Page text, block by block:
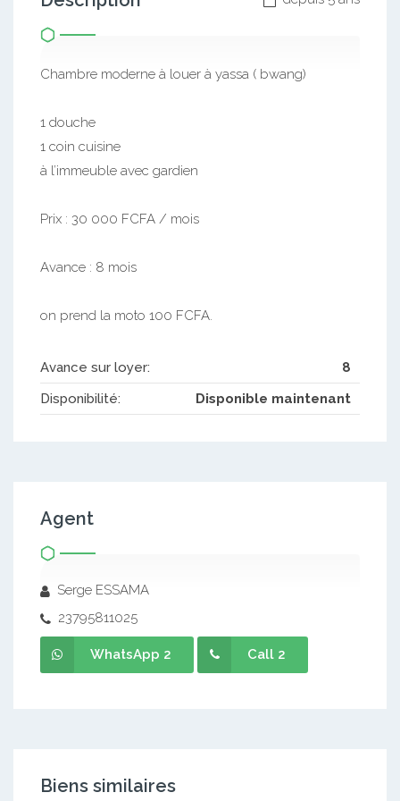
Chambre moderne à louer à yassa ( bwang)
1 douche
1 coin cuisine
à l’immeuble avec gardien
Prix : 30 000 FCFA / mois
Avance : 8 mois
on prend la moto 100 FCFA.
Avance sur loyer:
8
Disponibilité:
Disponible maintenant
Agent
Serge ESSAMA
23795811025
WhatsApp 2 Call 2
Biens similaires